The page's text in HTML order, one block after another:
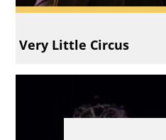
Very Little Circus